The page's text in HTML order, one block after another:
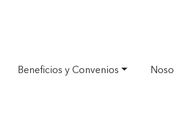
Beneficios y Convenios